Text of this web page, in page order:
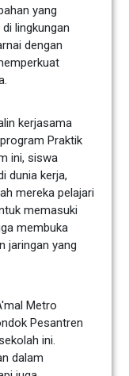
yang
lingkungan
dengan
kerjasama
Praktik
ini, siswa
dunia kerja,
mereka pelajari
memasuki
membuka
jaringan yang
Metro
Pesantren
ini.
dalam